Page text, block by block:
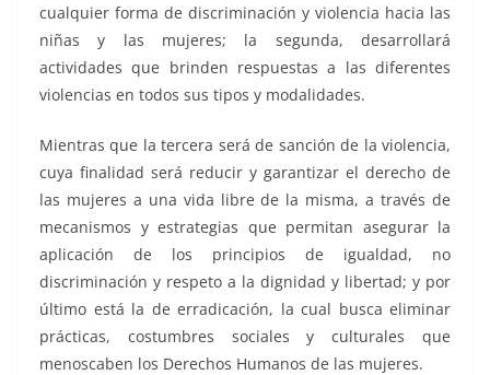
cualquier forma de discriminación y violencia hacia las
niñas y las mujeres; la segunda, desarrollará
actividades que brinden respuestas a las diferentes
violencias en todos sus tipos y modalidades.
Mientras que la tercera será de sanción de la violencia,
cuya finalidad será reducir y garantizar el derecho de
las mujeres a una vida libre de la misma, a través de
mecanismos y estrategias que permitan asegurar la
aplicación de los principios de igualdad, no
discriminación y respeto a la dignidad y libertad; y por
último está la de erradicación, la cual busca eliminar
prácticas, costumbres sociales y culturales que
menoscaben los Derechos Humanos de las mujeres.